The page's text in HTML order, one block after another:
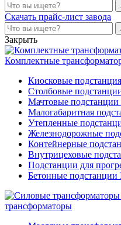
Скачать прайс-лист завода
Закрыть
Комплектные
Киосковые
Столбовые
Мачтовые
Малогабаритная
Утепленные
Железнодорожные
Контейнерные
Внутрицеховые
Подстанции для
Бетонные
трансформаторы